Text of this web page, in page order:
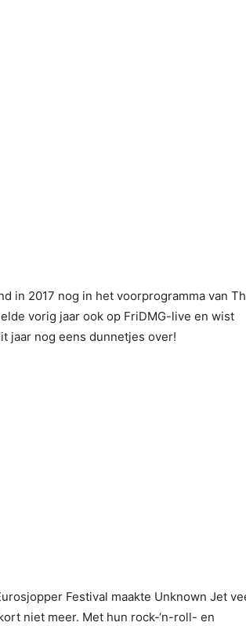
in 2017 nog in het voorprogramma van
vorig jaar ook op FriDMG-live en wist
jaar nog eens dunnetjes over!
Festival maakte Unknown Jet
niet meer. Met hun rock-‘n-roll- en